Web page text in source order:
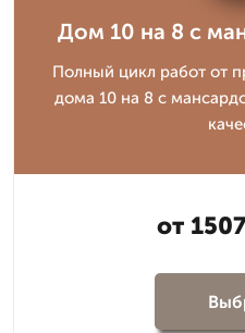
Дом 10 на 8 с
Полный цикл работ от
дома 10 на 8 с
от